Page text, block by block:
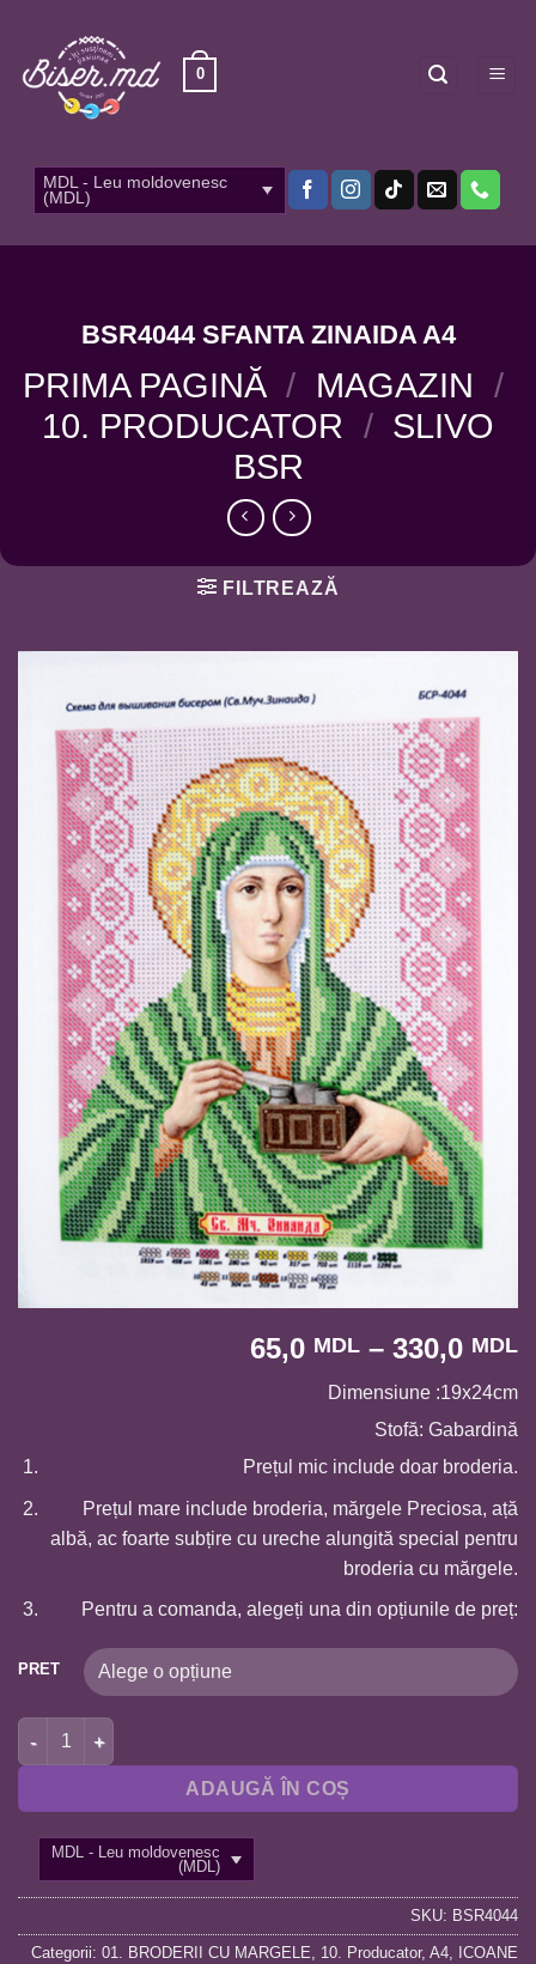
content
0
MDL - Leu moldovenesc
(MDL)
BSR4044 SFANTA ZINAIDA A4
PRIMA PAGINĂ / MAGAZIN /
10. PRODUCATOR / SLIVO
BSR
FILTREAZĂ
65,0 MDL – 330,0 MDL
Dimensiune :19x24cm
Stofă: Gabardină
Prețul mic include doar broderia.
Prețul mare include broderia, mărgele Preciosa, ață
albă, ac foarte subțire cu ureche alungită special pentru
broderia cu mărgele.
Pentru a comanda, alegeți una din opțiunile de preț:
PRET
Cantitate BSR4044 SFANTA ZINAIDA A4
ADAUGĂ ÎN COȘ
MDL - Leu moldovenesc
(MDL)
SKU: BSR4044
Categorii: 01. BRODERII CU MARGELE, 10. Producator, A4, ICOANE